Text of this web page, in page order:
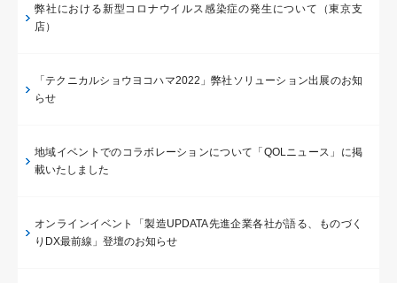
弊社における新型コロナウイルス感染症の発生について（東京支
店）
「テクニカルショウヨコハマ2022」弊社ソリューション出展のお知
らせ
地域イベントでのコラボレーションについて「QOLニュース」に掲
載いたしました
オンラインイベント「製造UPDATA先進企業各社が語る、ものづく
りDX最前線」登壇のお知らせ